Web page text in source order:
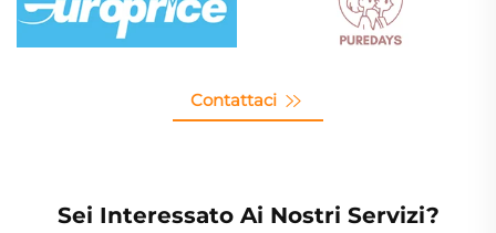
Contattaci
Sei Interessato Ai Nostri Servizi?